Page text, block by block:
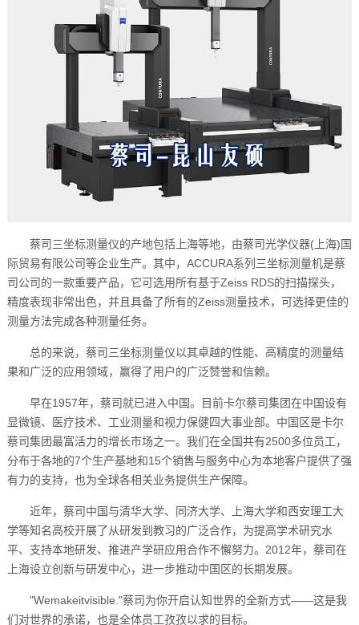
蔡司三坐标测量仪的产地包括上海等地，由蔡司光学仪器(上海)国
际贸易有限公司等企业生产。其中，ACCURA系列三坐标测量机是蔡
司公司的一款重要产品，它可选用所有基于Zeiss RDS的扫描探头，
精度表现非常出色，并且具备了所有的Zeiss测量技术，可选择更佳的
测量方法完成各种测量任务‌。
总的来说，蔡司三坐标测量仪以其卓越的性能、高精度的测量结
果和广泛的应用领域，赢得了用户的广泛赞誉和信赖‌。
早在1957年，蔡司就已进入中国。目前卡尔蔡司集团在中国设有
显微镜、医疗技术、工业测量和视力保健四大事业部。中国区是卡尔
蔡司集团最富活力的增长市场之一。我们在全国共有2500多位员工，
分布于各地的7个生产基地和15个销售与服务中心为本地客户提供了强
有力的支持，也为全球各相关业务提供生产保障。
近年，蔡司中国与清华大学、同济大学、上海大学和西安理工大
学等知名高校开展了从研发到教习的广泛合作，为提高学术研究水
平、支持本地研发、推进产学研应用合作不懈努力。2012年，蔡司在
上海设立创新与研发中心，进一步推动中国区的长期发展。
"Wemakeitvisible."蔡司为你开启认知世界的全新方式——这是我
们对世界的承诺，也是全体员工孜孜以求的目标。